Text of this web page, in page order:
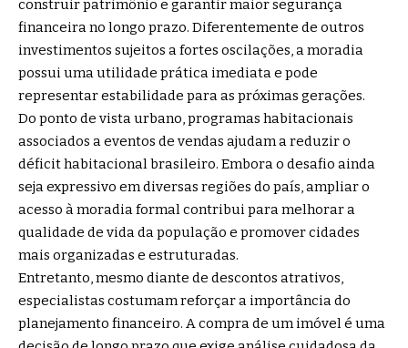
construir patrimônio e garantir maior segurança
financeira no longo prazo. Diferentemente de outros
investimentos sujeitos a fortes oscilações, a moradia
possui uma utilidade prática imediata e pode
representar estabilidade para as próximas gerações.
Do ponto de vista urbano, programas habitacionais
associados a eventos de vendas ajudam a reduzir o
déficit habitacional brasileiro. Embora o desafio ainda
seja expressivo em diversas regiões do país, ampliar o
acesso à moradia formal contribui para melhorar a
qualidade de vida da população e promover cidades
mais organizadas e estruturadas.
Entretanto, mesmo diante de descontos atrativos,
especialistas costumam reforçar a importância do
planejamento financeiro. A compra de um imóvel é uma